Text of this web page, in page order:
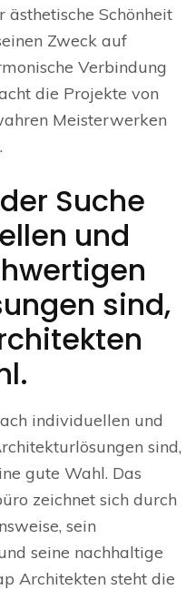
Schönheit
Zweck auf
Verbindung
die Projekte von
Meisterwerken
Suche
und
sind,
individuellen und
sind,
gute Wahl. Das
zeichnet sich durch
sein
seine nachhaltige
Architekten steht die